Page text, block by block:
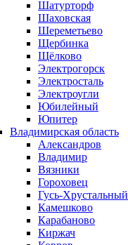
Шатурторф
Шаховская
Шереметьево
Щербинка
Щёлково
Электрогорск
Электросталь
Электроугли
Юбилейный
Юпитер
Владимирская область
Александров
Владимир
Вязники
Гороховец
Гусь-Хрустальный
Камешково
Карабаново
Киржач